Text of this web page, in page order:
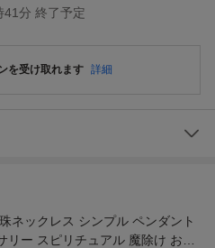
41分 終了予定
を受け取れます 詳細
ネックレス シンプル ペンダント
リー スピリチュアル 魔除け お守